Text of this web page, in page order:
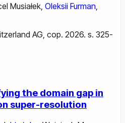
Musiałek Oleksii Furman
AG, cop. 2026. s. 325-
the domain gap in
super-resolution